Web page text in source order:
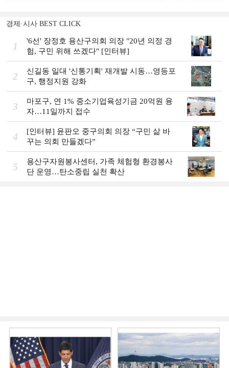
경제·시사 BEST CLICK
1
'6선' 장정호 용산구의회 의장 "20년 의정 경
험, 구민 위해 쓰겠다" [인터뷰]
2
신길동 일대 '신통기획' 재개발 시동…영등포
구, 행정지원 강화
3
마포구, 연 1% 중소기업육성기금 20억원 융
자…11일까지 접수
4
[인터뷰] 윤판오 중구의회 의장 “구민 삶 바
꾸는 의회 만들겠다”
5
용산구자원봉사센터, 가족 체험형 환경봉사
단 운영…탄소중립 실천 확산